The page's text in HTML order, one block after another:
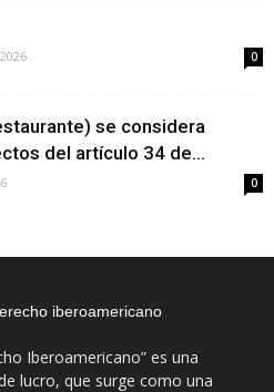
0
se considera
del artículo 34 de...
0
Iberoamericano” es una
lucro, que surge como una